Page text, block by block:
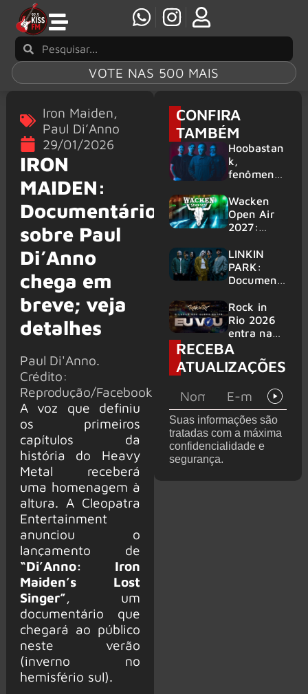
VOTE NAS 500 MAIS
Iron Maiden,
Paul Di’Anno
29/01/2026
IRON
MAIDEN:
Documentário
sobre Paul
Di’Anno
chega em
breve; veja
detalhes
Paul Di'Anno.
Crédito:
Reprodução/Facebook
A voz que definiu
os primeiros
capítulos da
história do Heavy
Metal receberá
uma homenagem à
altura. A Cleopatra
Entertainment
anunciou o
lançamento de
“Di’Anno: Iron
Maiden’s Lost
Singer”, um
documentário que
chegará ao público
neste verão
(inverno no
hemisfério sul).
CONFIRA
TAMBÉM
Hoobastan
k,
fenômeno
rock anos
2000,
volta ao
6 shows
Wacken
Open Air
2027:
amplia
line-up e
já
mais de 50
bandas
LINKIN
PARK:
Document
‘Unshatter’
e álbum ao
vivo são
anunciados
Rock in
Rio 2026
entra na
reta final
com
Cidade do
montagem
acelerada
e line-up
completo
confirmad
RECEBA
ATUALIZAÇÕES
Suas informações são
tratadas com a máxima
confidencialidade e
segurança.